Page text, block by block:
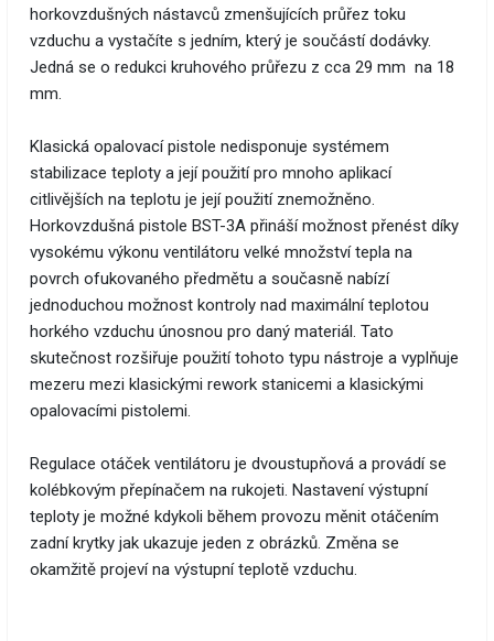
horkovzdušných nástavců zmenšujících průřez toku
vzduchu a vystačíte s jedním, který je součástí dodávky.
Jedná se o redukci kruhového průřezu z cca 29 mm na 18
mm.
Klasická opalovací pistole nedisponuje systémem
stabilizace teploty a její použití pro mnoho aplikací
citlivějších na teplotu je její použití znemožněno.
Horkovzdušná pistole BST-3A přináší možnost přenést díky
vysokému výkonu ventilátoru velké množství tepla na
povrch ofukovaného předmětu a současně nabízí
jednoduchou možnost kontroly nad maximální teplotou
horkého vzduchu únosnou pro daný materiál. Tato
skutečnost rozšiřuje použití tohoto typu nástroje a vyplňuje
mezeru mezi klasickými rework stanicemi a klasickými
opalovacími pistolemi.
Regulace otáček ventilátoru je dvoustupňová a provádí se
kolébkovým přepínačem na rukojeti. Nastavení výstupní
teploty je možné kdykoli během provozu měnit otáčením
zadní krytky jak ukazuje jeden z obrázků. Změna se
okamžitě projeví na výstupní teplotě vzduchu.